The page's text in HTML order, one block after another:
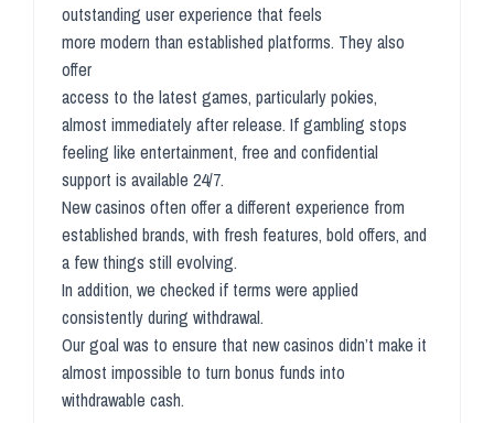
outstanding user experience that feels
more modern than established platforms. They also
offer
access to the latest games, particularly pokies,
almost immediately after release. If gambling stops
feeling like entertainment, free and confidential
support is available 24/7.
New casinos often offer a different experience from
established brands, with fresh features, bold offers, and
a few things still evolving.
In addition, we checked if terms were applied
consistently during withdrawal.
Our goal was to ensure that new casinos didn’t make it
almost impossible to turn bonus funds into
withdrawable cash.